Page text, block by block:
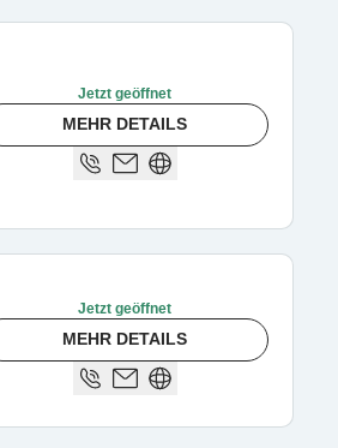
Jetzt geöffnet
MEHR DETAILS
Jetzt geöffnet
MEHR DETAILS